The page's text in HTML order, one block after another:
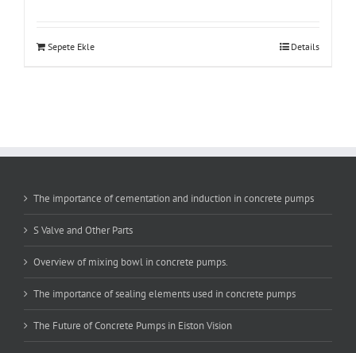
Sepete Ekle Details
The importance of cementation and induction in concrete pumps
S Valve and Other Parts
Overview of mixing bowl in concrete pumps.
The importance of sealing elements used in concrete pumps
The Future of Concrete Pumps in Eiston Vision